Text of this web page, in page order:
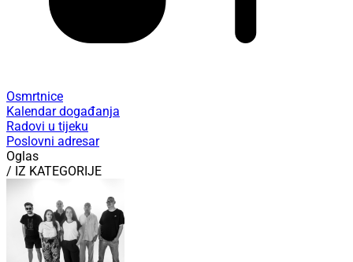
Osmrtnice
Kalendar događanja
Radovi u tijeku
Poslovni adresar
Oglas
/ IZ KATEGORIJE